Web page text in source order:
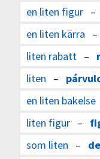
en liten figur–
en liten kärra –
liten rabatt–
liten –
en liten bakelse
liten figur–
som liten –